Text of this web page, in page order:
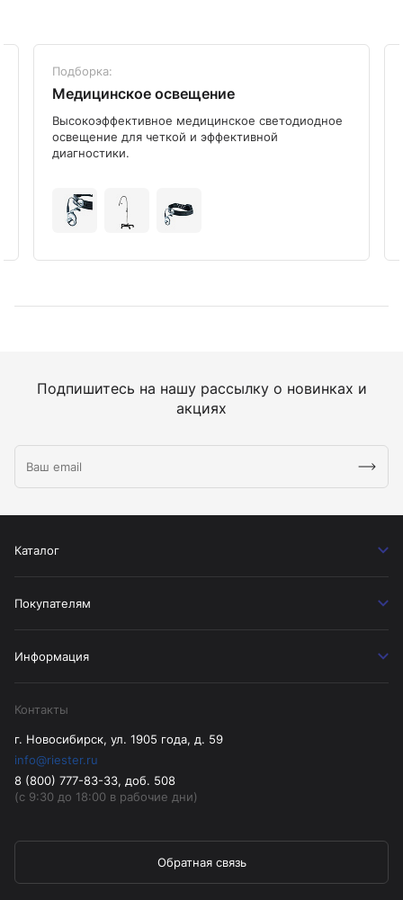
Подборка:
Медицинское освещение
Высокоэффективное медицинское светодиодное
освещение для четкой и эффективной
диагностики.
Подпишитесь на нашу рассылку о новинках и
акциях
Каталог
Покупателям
Информация
Контакты
г. Новосибирск, ул. 1905 года, д. 59
info@riester.ru
8 (800) 777-83-33, доб. 508
(с 9:30 до 18:00 в рабочие дни)
Обратная связь